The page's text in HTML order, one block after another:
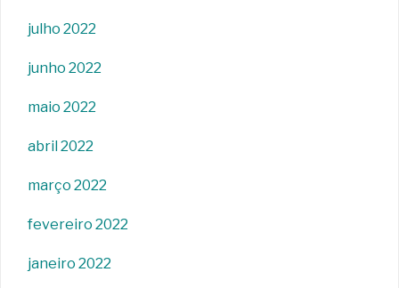
julho 2022
junho 2022
maio 2022
abril 2022
março 2022
fevereiro 2022
janeiro 2022